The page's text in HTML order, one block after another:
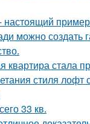
настоящий
можно создать
квартира стала
стиля лофт
33 кв.